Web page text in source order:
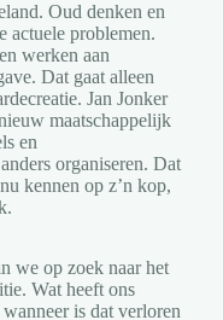
Oud denken en
actuele problemen.
werken aan
Dat gaat alleen
Jan Jonker
maatschappelijk
en
organiseren. Dat
kennen op z’n kop,
we op zoek naar het
Wat heeft ons
is dat verloren